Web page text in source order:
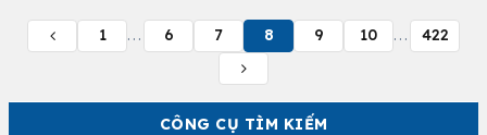
CÔNG CỤ TÌM KIẾM
1 ... 6 7 8 9 10 ... 422